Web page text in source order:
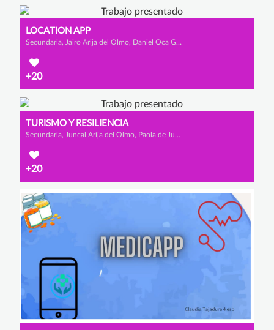
LOCATION APP
Secundaria, Jairo Arija del Olmo, Daniel Oca García y Daniel Tapia Tomé
+20
TURISMO Y RESILIENCIA
Secundaria, Juncal Arija del Olmo, Paola de Juan Martín y Andrea Sanza Cardiel
+20